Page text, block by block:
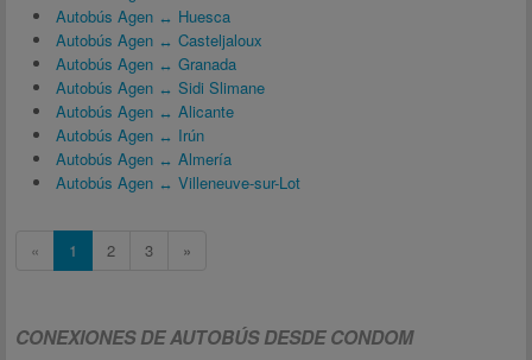
Autobús Agen ↔ Huesca
Autobús Agen ↔ Casteljaloux
Autobús Agen ↔ Granada
Autobús Agen ↔ Sidi Slimane
Autobús Agen ↔ Alicante
Autobús Agen ↔ Irún
Autobús Agen ↔ Almería
Autobús Agen ↔ Villeneuve-sur-Lot
« 1 2 3 »
CONEXIONES DE AUTOBÚS DESDE CONDOM